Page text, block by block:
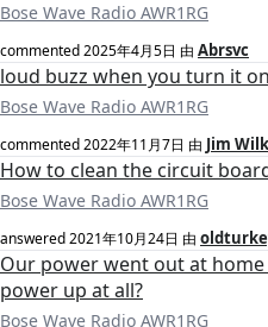
Bose Wave Radio AWR1RG
commented2025年4月5日 由 Abrsvc
loud buzz when you turn it on
Bose Wave Radio AWR1RG
commented2022年11月7日 由 Jim
How to clean the circuit
Bose Wave Radio AWR1RG
answered2021年10月24日 由
Our power went out at
power up at all?
Bose Wave Radio AWR1RG